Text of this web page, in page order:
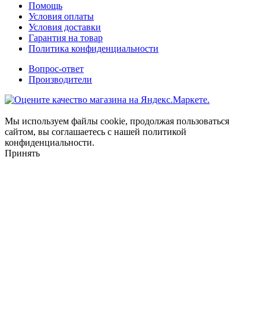
Помощь
Условия оплаты
Условия доставки
Гарантия на товар
Политика конфиденциальности
Вопрос-ответ
Производители
Мы используем файлы cookie, продолжая пользоваться
сайтом, вы соглашаетесь с нашей политикой
конфиденциальности.
Принять